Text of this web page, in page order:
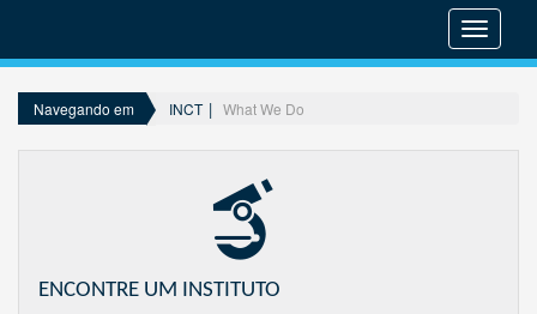
menu
Navegando em INCT What We Do
ENCONTRE UM INSTITUTO